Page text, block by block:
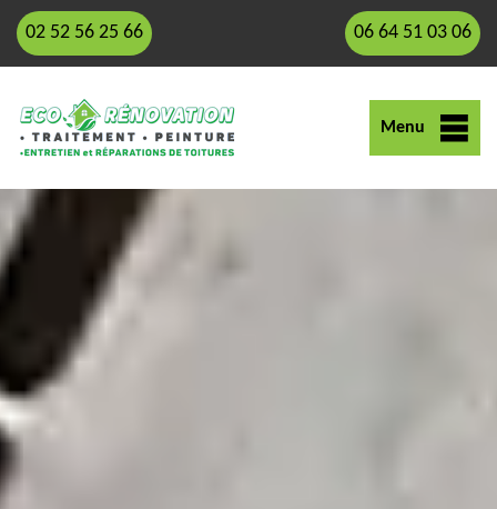
02 52 56 25 66 06 64 51 03 06
Menu